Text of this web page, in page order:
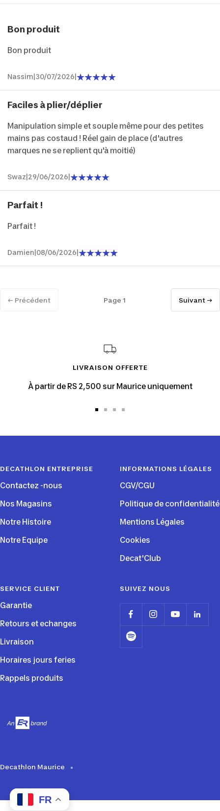
Bon produit
Bon produit
Nassim 30/07/2026
Faciles à plier/déplier
Manipulation simple et souple même pour des petites
mains pas costaud ! Réel gain de place (d'autres
marques ne se replient qu'à moitié)
Swaz 29/06/2026
Parfait !
Parfait !
Damien 08/06/2026
← Précédent Page 1 Suivant →
LIVRAISON OFFERTE
À partir de RS 2,500 sur Maurice uniquement
DECATHLON ENTREPRISE
Contactez -nous
Nos Magasins
Notre Histoire
Notre Equipe
INFORMATIONS LÉGALES
CGV/CGU
Politique de confidentialité
Mentions Légales
Cookies
Decat'Club
SERVICE CLIENT
Garantie
Retours et echanges
Livraison
Horaires jours feries
Rappels produits
SUIVEZ NOUS
Decathlon Maurice
FR